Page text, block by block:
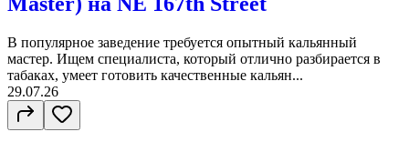
В популярное заведение требуется опытный кальянный
мастер. Ищем специалиста, который отлично разбирается в
табаках, умеет готовить качественные кальян...
29.07.26